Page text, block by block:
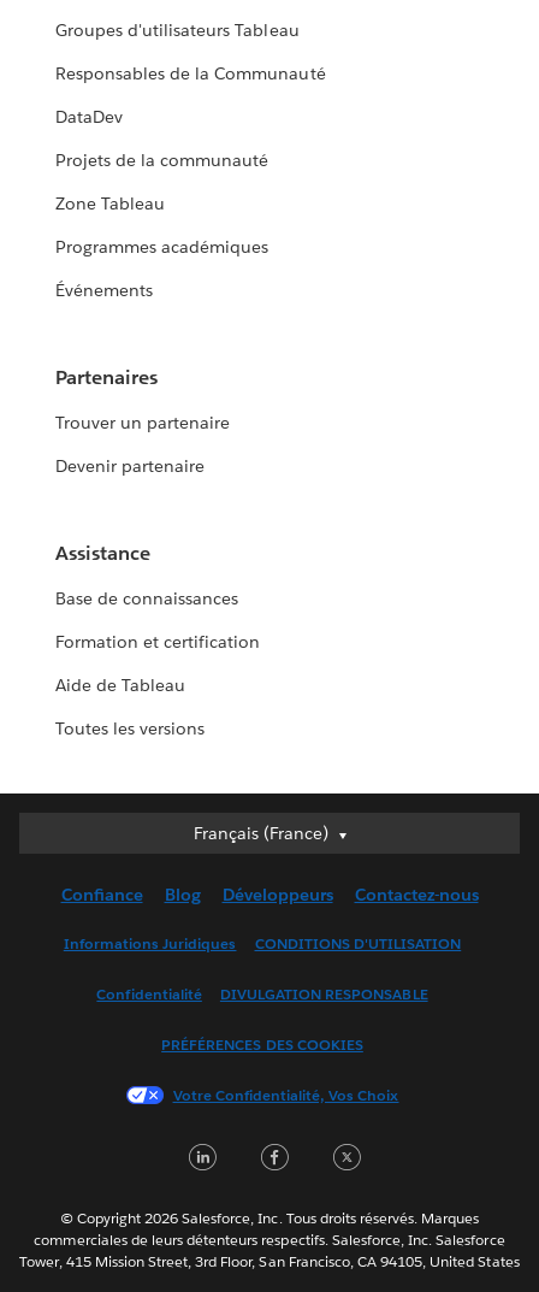
Groupes d'utilisateurs Tableau
Responsables de la Communauté
DataDev
Projets de la communauté
Zone Tableau
Programmes académiques
Événements
Partenaires
Trouver un partenaire
Devenir partenaire
Assistance
Base de connaissances
Formation et certification
Aide de Tableau
Toutes les versions
Français (France)
Français (France)
English (UK)
Français (Canada)
한국어
Português
ไทย
简体中文
Confiance Blog Développeurs Contactez-nous
Informations Juridiques CONDITIONS D'UTILISATION
Confidentialité DIVULGATION RESPONSABLE
PRÉFÉRENCES DES COOKIES
Votre Confidentialité, Vos Choix
LinkedInFacebook
© Copyright 2026 Salesforce, Inc. Tous droits réservés. Marques
commerciales de leurs détenteurs respectifs. Salesforce, Inc. Salesforce
Tower, 415 Mission Street, 3rd Floor, San Francisco, CA 94105, United States